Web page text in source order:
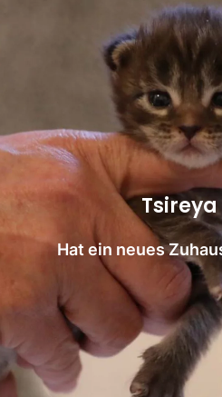
Hat ein neues